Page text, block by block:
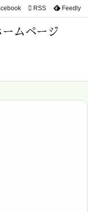
ムページ

前へ

 RSS Feedly